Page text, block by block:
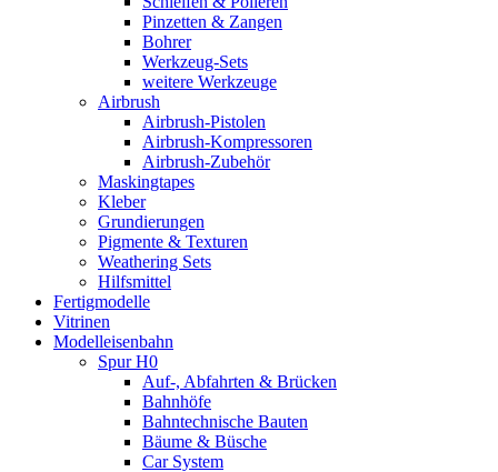
Pinzetten & Zangen
Bohrer
Werkzeug-Sets
weitere Werkzeuge
Airbrush
Airbrush-Pistolen
Airbrush-Kompressoren
Airbrush-Zubehör
Maskingtapes
Kleber
Grundierungen
Pigmente & Texturen
Weathering Sets
Hilfsmittel
Fertigmodelle
Vitrinen
Modelleisenbahn
Spur H0
Auf-, Abfahrten & Brücken
Bahnhöfe
Bahntechnische Bauten
Bäume & Büsche
Car System